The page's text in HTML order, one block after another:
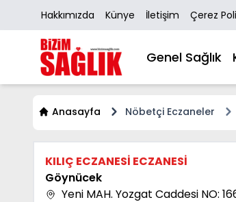
Hakkımızda Künye İletişim Çerez
Genel Sağlık
Anasayfa Nöbetçi Eczaneler
KILIÇ ECZANESİ ECZANESİ
Göynücek
Yeni MAH. Yozgat Caddesi NO: